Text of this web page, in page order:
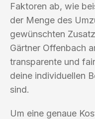
Faktoren ab, wie
der Menge des
gewünschten
Gärtner Offenbach
transparente und
deine individuellen
sind.
Um eine genaue